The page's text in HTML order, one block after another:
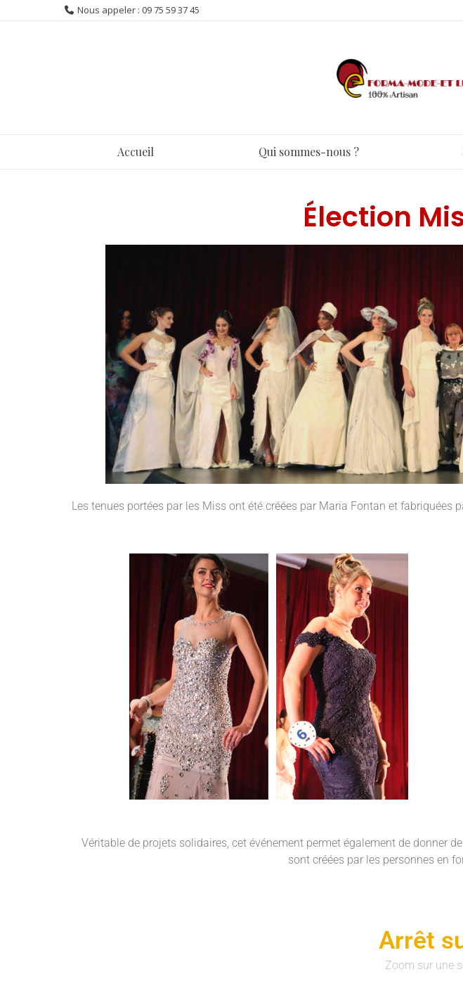
Nous appeler : 09 75 59 37 45
Accueil Qui sommes-nous ?
Élection
Les tenues portées par les Miss ont été créées par Maria Fontan et fabriquées
Véritable de projets solidaires, cet événement permet également de donner
sont créées par les personnes en
Arrêt
Zoom sur une